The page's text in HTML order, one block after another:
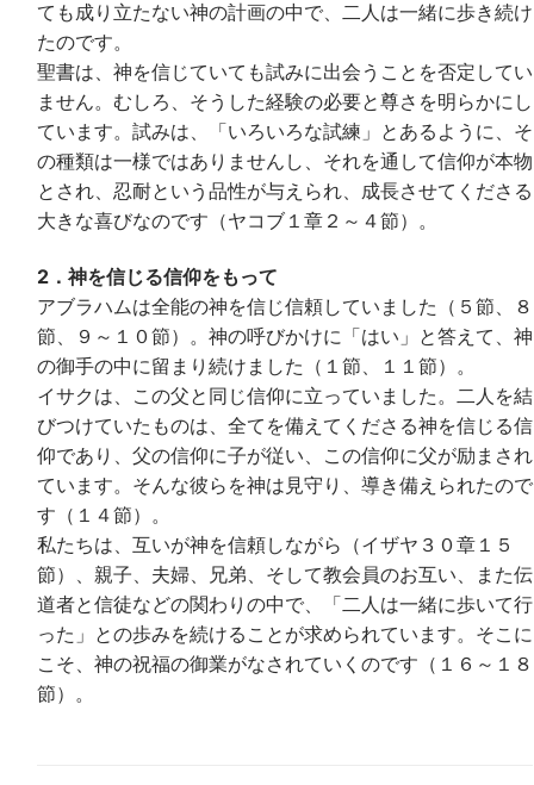
ても成り立たない神の計画の中で、二人は一緒に歩き続け
たのです。
聖書は、神を信じていても試みに出会うことを否定してい
ません。むしろ、そうした経験の必要と尊さを明らかにし
ています。試みは、「いろいろな試練」とあるように、そ
の種類は一様ではありませんし、それを通して信仰が本物
とされ、忍耐という品性が与えられ、成長させてくださる
大きな喜びなのです（ヤコブ１章２～４節）。
2．神を信じる信仰をもって
アブラハムは全能の神を信じ信頼していました（５節、８
節、９～１０節）。神の呼びかけに「はい」と答えて、神
の御手の中に留まり続けました（１節、１１節）。
イサクは、この父と同じ信仰に立っていました。二人を結
びつけていたものは、全てを備えてくださる神を信じる信
仰であり、父の信仰に子が従い、この信仰に父が励まされ
ています。そんな彼らを神は見守り、導き備えられたので
す（１４節）。
私たちは、互いが神を信頼しながら（イザヤ３０章１５
節）、親子、夫婦、兄弟、そして教会員のお互い、また伝
道者と信徒などの関わりの中で、「二人は一緒に歩いて行
った」との歩みを続けることが求められています。そこに
こそ、神の祝福の御業がなされていくのです（１６～１８
節）。